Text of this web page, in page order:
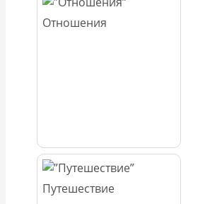
Отношения
Путешествие